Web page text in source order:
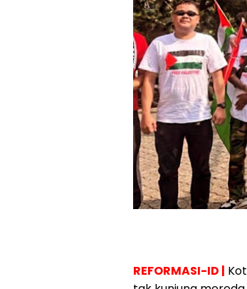
REFORMASI-ID |